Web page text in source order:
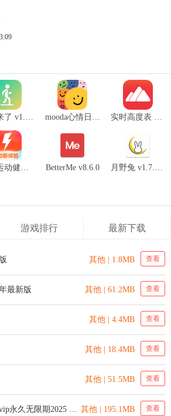
咔咔来了 v1.0.7 mooda心情日记 v26.04 实时高度表 v2.1.1
乐刻运动健身 v4.3.0 BetterMe v8.6.0 月野兔 v1.7.680
游戏排行 最新下载
其他 | 1.8MB 查看
最新版 其他 | 61.2MB 查看
其他 | 4.4MB 查看
其他 | 18.4MB 查看
其他 | 51.5MB 查看
宝宝巴士汉字vip永久无限期2025 v9.80.20.03 安卓版 其他 | 195.1MB 查看